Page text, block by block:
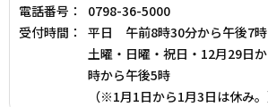
電話番号：
0798-36-5000
受付時間：
平日 午前8時30分から午後7時
土曜・日曜・祝日・12月29日
時から午後5時
（※1月1日から1月3日は休み。